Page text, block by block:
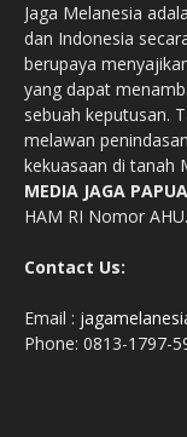
Jaga Melanesia
dan Indonesia
berupaya
yang dapat
sebuah keputusan.
melawan
kekuasaan di tanah
MEDIA JAGA PAPUA
HAM RI Nomor
Contact Us:
Email :
Phone: 0813-1797-